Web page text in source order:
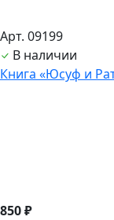
Арт. 09199
В наличии
Книга «Юсуф и
850 ₽